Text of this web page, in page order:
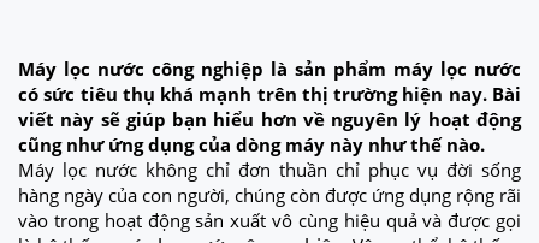
Máy lọc nước công nghiệp là sản phẩm máy lọc nước
có sức tiêu thụ khá mạnh trên thị trường hiện nay. Bài
viết này sẽ giúp bạn hiểu hơn về nguyên lý hoạt động
cũng như ứng dụng của dòng máy này như thế nào.
Máy lọc nước không chỉ đơn thuần chỉ phục vụ đời sống
hàng ngày của con người, chúng còn được ứng dụng rộng rãi
vào trong hoạt động sản xuất vô cùng hiệu quả và được gọi